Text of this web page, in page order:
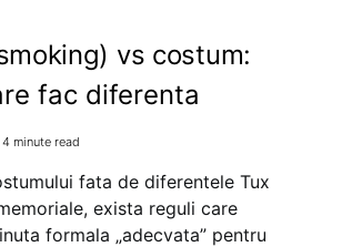
vs costum:
fac diferenta
4 minute read
fata de diferentele Tux
exista reguli care
formala „adecvata” pentru